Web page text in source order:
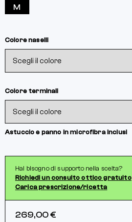
M
Colore naselli
Colore terminali
Astuccio e panno in microfibra inclusi
Hai bisogno di supporto nella scelta?
Richiedi un consulto ottico gratuito
Carica prescrizione/ricetta
269,00 €